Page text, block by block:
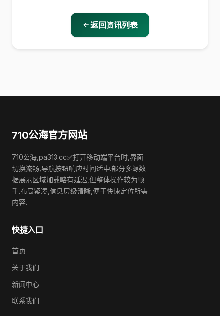
返回资讯列表
710公海官方网站
710公海,pa313.cc✅打开移动端平台时,界面
切换流畅,导航按钮响应时间适中.部分多源数
据展示区域加载略有延迟,但整体操作较为顺
手.布局紧凑,信息层级清晰,便于快速定位所需
内容.
快捷入口
首页
关于我们
新闻中心
联系我们